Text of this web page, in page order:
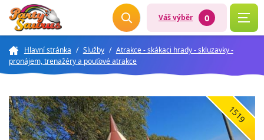
Váš výběr 0
Hlavní stránka / Služby / Atrakce - skákaci hrady - skluzavky -
pronájem, trenažéry a pouťové atrakce
1519